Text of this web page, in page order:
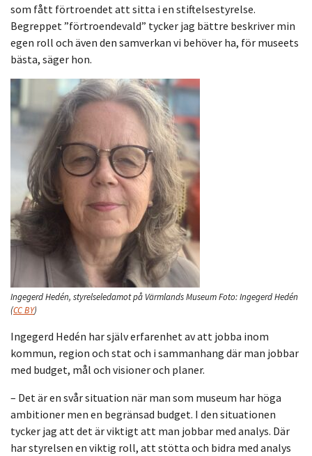
som fått förtroendet att sitta i en stiftelsestyrelse.
Begreppet ”förtroendevald” tycker jag bättre beskriver min
egen roll och även den samverkan vi behöver ha, för museets
bästa, säger hon.
Ingegerd Hedén, styrelseledamot på Värmlands MuseumFoto:Ingegerd Hedén
(CC BY)
Ingegerd Hedén har själv erfarenhet av att jobba inom
kommun, region och stat och i sammanhang där man jobbar
med budget, mål och visioner och planer.
– Det är en svår situation när man som museum har höga
ambitioner men en begränsad budget. I den situationen
tycker jag att det är viktigt att man jobbar med analys. Där
har styrelsen en viktig roll, att stötta och bidra med analys